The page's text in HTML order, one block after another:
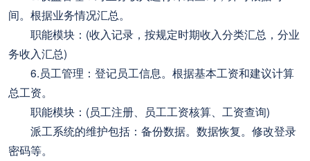
间。根据业务情况汇总。
职能模块：(收入记录，按规定时期收入分类汇总，分业
务收入汇总)
6.员工管理：登记员工信息。根据基本工资和建议计算
总工资。
职能模块：(员工注册、员工工资核算、工资查询)
派工系统的维护包括：备份数据。数据恢复。修改登录
密码等。